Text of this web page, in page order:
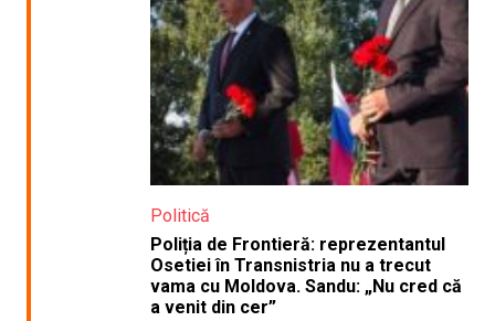
Politică
Poliția de Frontieră: reprezentantul
Osetiei în Transnistria nu a trecut
vama cu Moldova. Sandu: „Nu cred că
a venit din cer”